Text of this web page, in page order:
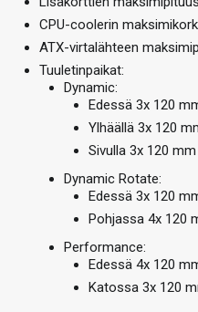
CPU-coolerin
ATX-virtalähteen
Tuuletinpaikat:
Dynamic:
Edessä 3x 120
Ylhäällä 3x 120
Sivulla 3x 120
Dynamic Rotate:
Edessä 3x 120
Pohjassa 4x 120
Performance:
Edessä 4x 120
Katossa 3x 120